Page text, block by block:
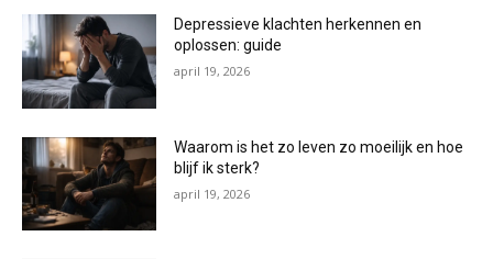
Depressieve klachten herkennen en
oplossen: guide
april 19, 2026
Waarom is het zo leven zo moeilijk en hoe
blijf ik sterk?
april 19, 2026